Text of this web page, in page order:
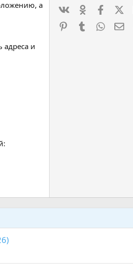
а
адреса и
Вконтакте
PinterestTumblr